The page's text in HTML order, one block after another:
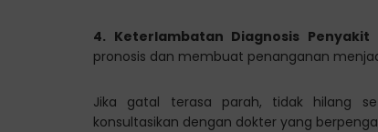
4. Keterlambatan Diagnosis Penyakit
pronosis dan membuat penanganan
Jika gatal terasa parah, tidak hilang
konsultasikan dengan dokter yang